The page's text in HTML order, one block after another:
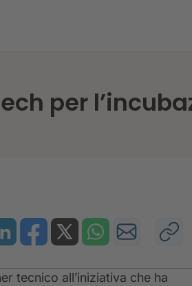
per
tecnico all’iniziativa che ha